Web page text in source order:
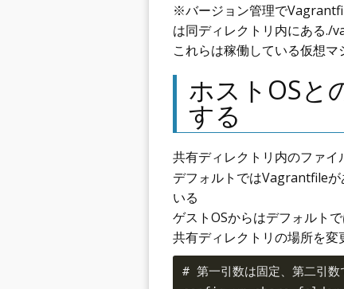
※バージョン管理で
は同ディレクトリ内にある./
これらは稼働している仮想マ
ホストOSと
する
共有ディレクトリ内のファイ
デフォルトではVagrantfile
いる
ゲストOSからはデフォルト
共有ディレクトリの場所を
# 第一引数は固定、第二引数